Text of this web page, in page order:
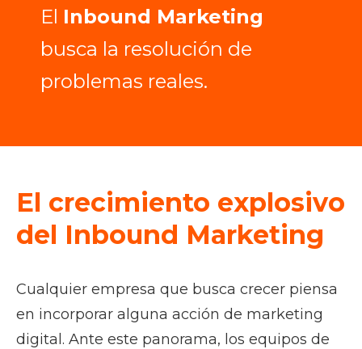
El Inbound Marketing
busca la resolución de
problemas reales.
El crecimiento explosivo
del Inbound Marketing
Cualquier empresa que busca crecer piensa
en incorporar alguna acción de marketing
digital. Ante este panorama, los equipos de